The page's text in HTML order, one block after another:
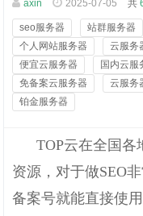
axin 2025-07-05 共
seo服务器 站群服务器
个人网站服务器
云服务
便宜云服务器
国内云服
免备案云服务器
云服务
铂金服务器
TOP云在全国各
资源，对于做SEO
备案号就能直接使